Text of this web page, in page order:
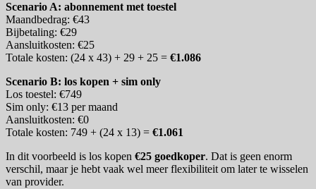
Scenario A: abonnement met toestel
Maandbedrag: €43
Bijbetaling: €29
Aansluitkosten: €25
Totale kosten: (24 x 43) + 29 + 25 = €1.086
Scenario B: los kopen + sim only
Los toestel: €749
Sim only: €13 per maand
Aansluitkosten: €0
Totale kosten: 749 + (24 x 13) = €1.061
In dit voorbeeld is los kopen €25 goedkoper. Dat is geen enorm
verschil, maar je hebt vaak wel meer flexibiliteit om later te wisselen
van provider.